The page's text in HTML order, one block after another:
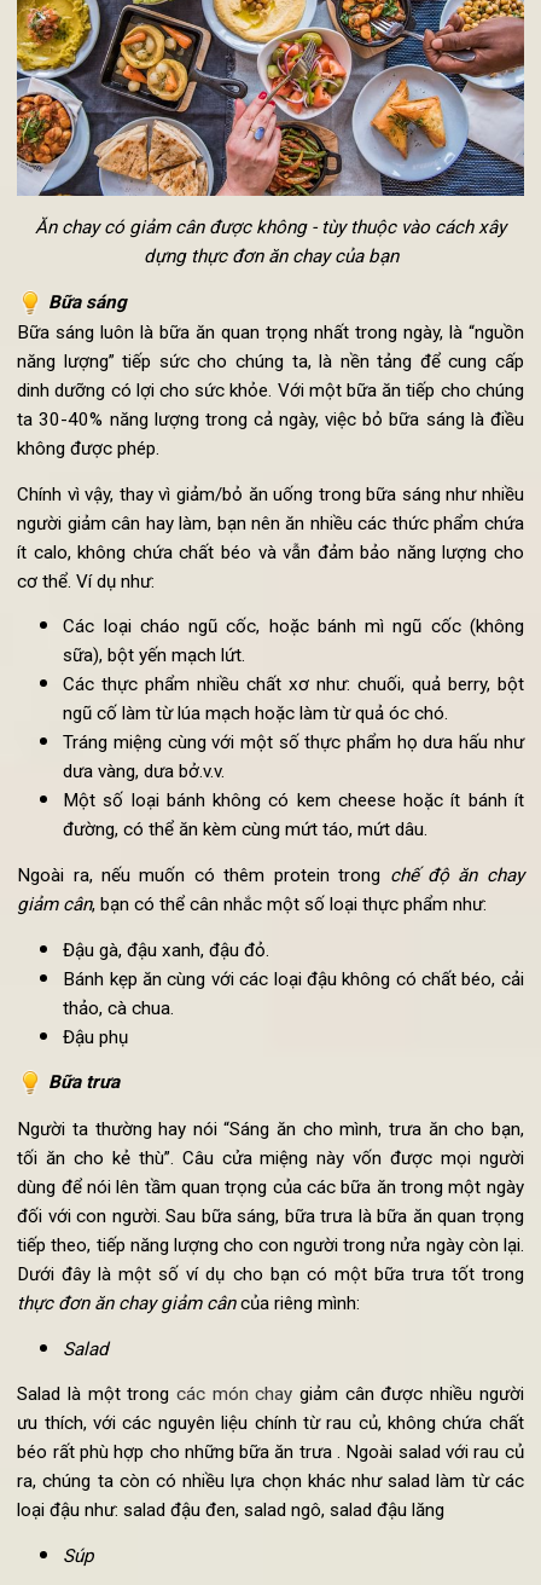
ăn chay giảm cân nhanhvà hiệu quả.
Ăn chay có giảm cân được không - tùy thuộc vào cách xây
Bữa sáng
Bữa sáng luôn là bữa ăn quan trọng nhất trong ngày, là
năng lượng” tiếp sức cho chúng ta, là nền tảng để cung
ta 30-40% năng lượng trong cả ngày, việc bỏ bữa sáng là
không được phép.
Chính vì vậy, thay vì giảm/bỏ ăn uống trong bữa sáng như
người giảm cân hay làm, bạn nên ăn nhiều các thức phẩm
ít calo, không chứa chất béo và vẫn đảm bảo năng lượng
cơ thể. Ví dụ như:
sữa), bột yến mạch lứt.
Các thực phẩm nhiều chất xơ như: chuối, quả berry,
ngũ cố làm từ lúa mạch hoặc làm từ quả óc chó.
Tráng miệng cùng với một số thực phẩm họ dưa hấu
dưa vàng, dưa bở.v.v.
Một số loại bánh không có kem cheese hoặc ít bánh
đường, có thể ăn kèm cùng mứt táo, mứt dâu.
Ngoài ra, nếu muốn có thêm protein trongchế độ ăn
giảm cân, bạn có thể cân nhắc một số loại thực phẩm như:
Đậu gà, đậu xanh, đậu đỏ.
Bánh kẹp ăn cùng với các loại đậu không có chất béo,
thảo, cà chua.
Đậu phụ
Bữa trưa
Người ta thường hay nói “Sáng ăn cho mình, trưa ăn cho
tối ăn cho kẻ thù”. Câu cửa miệng này vốn được mọi
dùng để nói lên tầm quan trọng của các bữa ăn trong một
đối với con người. Sau bữa sáng, bữa trưa là bữa ăn quan
tiếp theo, tiếp năng lượng cho con người trong nửa ngày còn
thực đơn ăn chay giảm cân